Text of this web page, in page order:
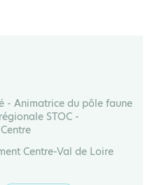
- Animatrice du pôle faune
STOC -
Centre-Val de Loire